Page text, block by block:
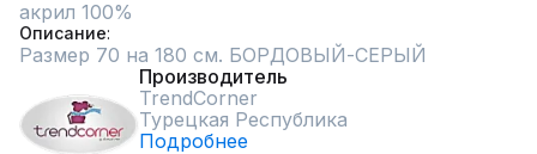
акрил 100%
Описание
Размер 70 на 180 см. БОРДОВЫЙ-СЕРЫЙ
Производитель
TrendCorner
Турецкая Республика
Подробнее